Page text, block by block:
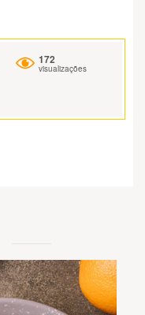
172
visualizações